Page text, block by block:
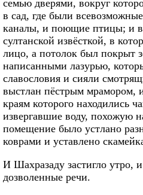
семью дверями, вокруг
в сад, где были
каналы, и поющие птицы; и
султанской извёсткой, в
лицо, а потолок был покрыт
написанными лазурью,
славословия и сияли
выстлан пёстрым мрамором,
краям которого находились
извергавшие воду, похожую
помещение было устлано
коврами и уставлено
И Шахразаду застигло утро,
дозволенные речи.